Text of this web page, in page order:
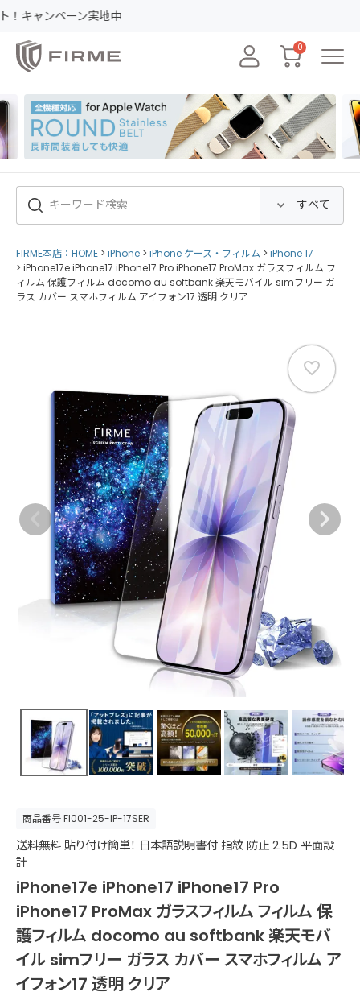
0
FIRME本店：HOME iPhone iPhone ケース・フィルム
iPhone 17
iPhone17e iPhone17 iPhone17 Pro iPhone17 ProMax ガラスフィルム フ
ィルム 保護フィルム docomo au softbank 楽天モバイル simフリー ガ
ラス カバー スマホフィルム アイフォン17 透明 クリア
商品番号FI001-25-IP-17SER
送料無料 貼り付け簡単！ 日本語説明書付 指紋 防止 2.5D 平面設
計
iPhone17e iPhone17 iPhone17 Pro
iPhone17 ProMax ガラスフィルム フィルム 保
護フィルム docomo au softbank 楽天モバ
イル simフリー ガラス カバー スマホフィルム ア
イフォン17 透明 クリア